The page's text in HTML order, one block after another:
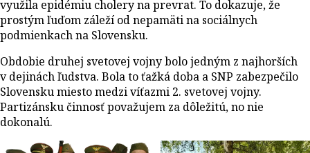
využila epidémiu cholery na prevrat. To dokazuje, že
prostým ľuďom záleží od nepamäti na sociálnych
podmienkach na Slovensku.
Obdobie druhej svetovej vojny bolo jedným z najhorších
v dejinách ľudstva. Bola to ťažká doba a SNP zabezpečilo
Slovensku miesto medzi víťazmi 2. svetovej vojny.
Partizánsku činnosť považujem za dôležitú, no nie
dokonalú.